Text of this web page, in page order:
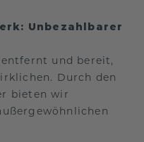
Unbezahlbarer
und bereit,
Durch den
bieten wir